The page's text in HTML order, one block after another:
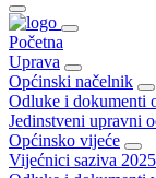
Početna
Uprava
Općinski načelnik
Odluke i dokumenti
Jedinstveni upravni
Općinsko vijeće
Vijećnici saziva